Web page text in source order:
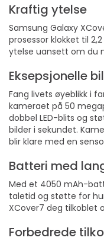
Kraftig ytelse
Samsung Galaxy
prosessor klokket til
ytelse uansett om du
Eksepsjonelle
Fang livets øyeblikk i
kameraet på 50
dobbel LED-blits og
bilder i sekundet.
blir klare med en
Batteri med
Med et 4050 mAh-
taletid og støtte for
XCover7 deg tilkoblet
Forbedrede